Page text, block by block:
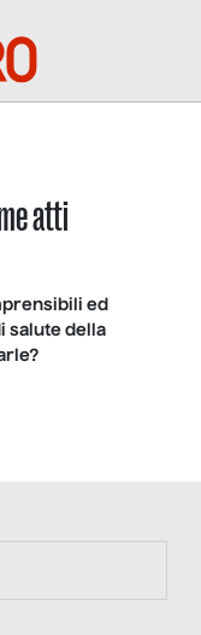
atti
ed
salute della